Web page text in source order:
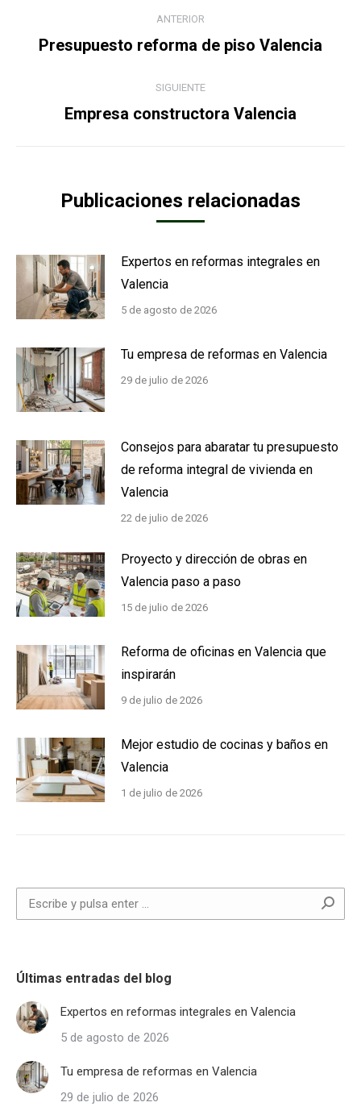
entre
publicaciones
ANTERIOR
Publicación
Presupuesto reforma de piso Valencia
SIGUIENTE
Publicación
Empresa constructora Valencia
Publicaciones relacionadas
Expertos en reformas integrales en
Valencia
5 de agosto de 2026
Tu empresa de reformas en Valencia
29 de julio de 2026
Consejos para abaratar tu presupuesto
de reforma integral de vivienda en
Valencia
22 de julio de 2026
Proyecto y dirección de obras en
Valencia paso a paso
15 de julio de 2026
Reforma de oficinas en Valencia que
inspirarán
9 de julio de 2026
Mejor estudio de cocinas y baños en
Valencia
1 de julio de 2026
Buscar:
Últimas entradas del blog
Expertos en reformas integrales en Valencia
5 de agosto de 2026
Tu empresa de reformas en Valencia
29 de julio de 2026